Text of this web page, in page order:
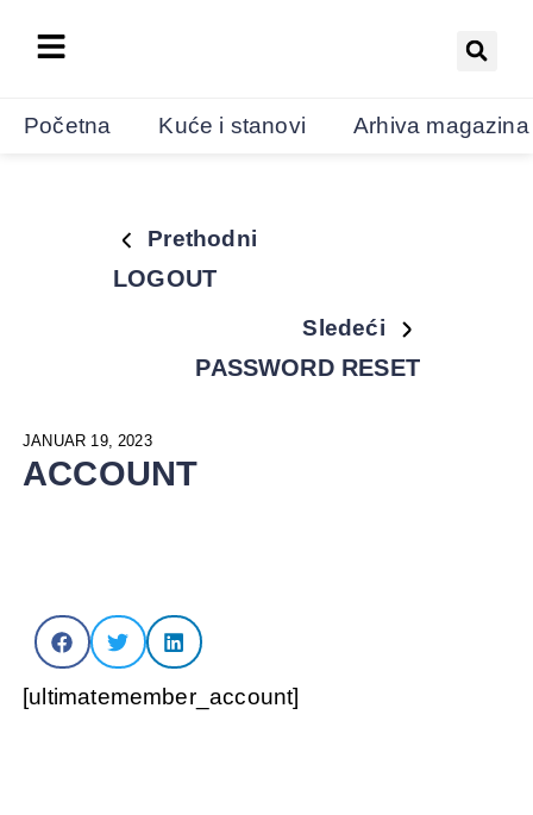
Početna Kuće i stanovi Arhiva magazina
Prethodni
LOGOUT
Sledeći
PASSWORD RESET
JANUAR 19, 2023
ACCOUNT
[ultimatemember_account]